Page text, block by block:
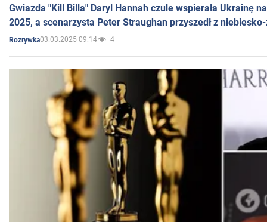
Gwiazda "Kill Billa" Daryl Hannah czule wspierała Ukrainę
2025, a scenarzysta Peter Straughan przyszedł z
Rozrywka03.03.2025 09:14 4